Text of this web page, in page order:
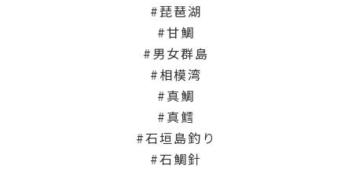
琵琶湖
甘鯛
男女群島
相模湾
真鯛
真鱈
石垣島釣り
石鯛針